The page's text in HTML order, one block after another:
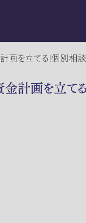
画を立てる！個別相
計画を立て